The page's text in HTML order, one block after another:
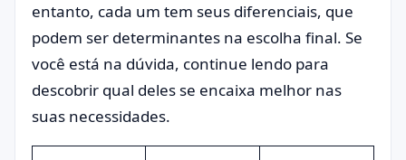
entanto, cada um tem seus diferenciais, que
podem ser determinantes na escolha final. Se
você está na dúvida, continue lendo para
descobrir qual deles se encaixa melhor nas
suas necessidades.